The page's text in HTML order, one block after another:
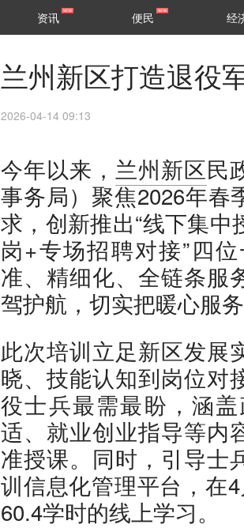
区县
资讯 便民 经
兰州新区打造退役
2026-04-14 09:13
今年以来， 兰州新区民
事务局）聚焦2026年春
求，创新推出“线下集
岗+专场招聘对接”四
准、精细化、全链条服
驾护航，切实把暖心服
此次培训立足新区发展
晓、技能认知到岗位对
役士兵最需最盼，涵
适、就业创业指导等内
准授课。同时，引导士
训信息化管理平台，在
60.4学时的线上学习。